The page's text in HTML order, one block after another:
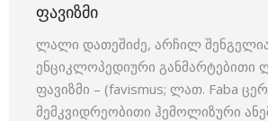
ᲤᲐᲕᲘᲖᲛᲘ
ლალი დათეშიძე, არჩილ
ენციკლოპედიური განმარტებითი
ფავიზმი – (favismus; ლათ. Faba
მემკვიდრეობითი ჰემოლიზური